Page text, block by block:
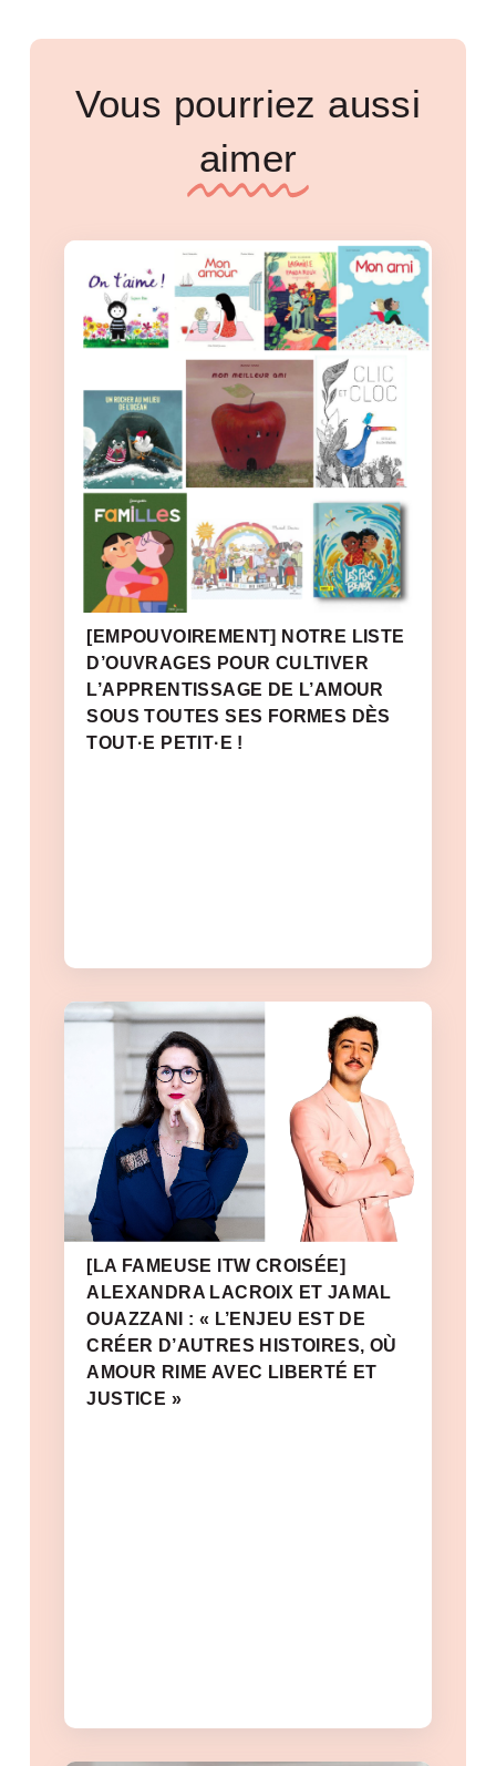
Vous pourriez aussi
aimer
[EMPOUVOIREMENT] NOTRE LISTE
D’OUVRAGES POUR CULTIVER
L’APPRENTISSAGE DE L’AMOUR
SOUS TOUTES SES FORMES DÈS
TOUT·E PETIT·E !
[LA FAMEUSE ITW CROISÉE]
ALEXANDRA LACROIX ET JAMAL
OUAZZANI : « L’ENJEU EST DE
CRÉER D’AUTRES HISTOIRES, OÙ
AMOUR RIME AVEC LIBERTÉ ET
JUSTICE »